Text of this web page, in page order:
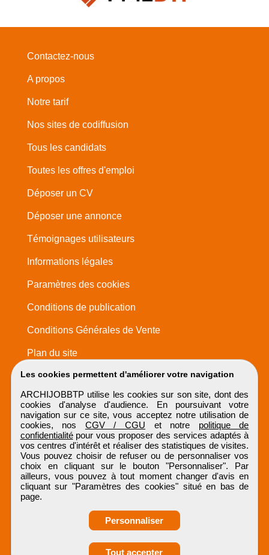
Les cookies permettent d'améliorer votre navigation
ARCHIJOBBTP utilise les cookies sur son site, dont des
cookies d'analyse d'audience. En poursuivant votre
navigation sur ce site, vous acceptez notre utilisation de
cookies, nos CGV / CGU et notre politique de
confidentialitépour vous proposer des services adaptés à
vos centres d'intérêt et réaliser des statistiques de visites.
Vous pouvez choisir de refuser ou de personnaliser vos
choix en cliquant sur le bouton "Personnaliser". Par
ailleurs, vous pouvez à tout moment changer d'avis en
cliquant sur "Paramètres des cookies" situé en bas de
page.
Personnaliser
Tout accepter
Contactez-nous
A propos
Notre tarif
Nos sites de codiffusion
Tous les candidats
Toutes les offres d'emploi
Déposer un CV
Déposer une annonce
Témoignages utilisateurs
Informations légales
Paramètres des cookies
Conditions de publication
Conditions Générales de Vente
Plan du site